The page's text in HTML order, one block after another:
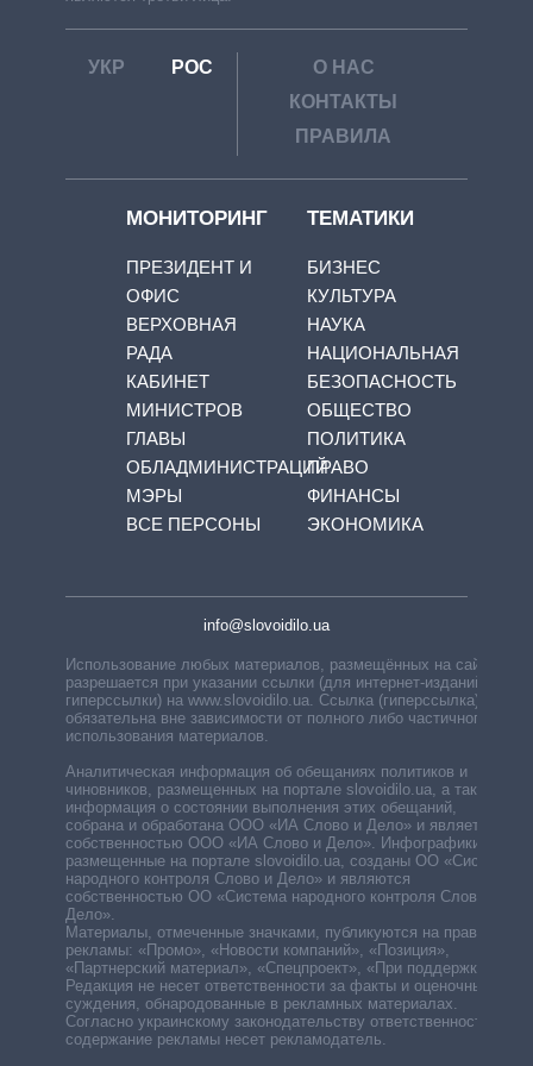
УКР РОС
О НАС
КОНТАКТЫ
ПРАВИЛА
МОНИТОРИНГ
ПРЕЗИДЕНТ И
ОФИС
ВЕРХОВНАЯ
РАДА
КАБИНЕТ
МИНИСТРОВ
ГЛАВЫ
ОБЛАДМИНИСТРАЦИЙ
МЭРЫ
ВСЕ ПЕРСОНЫ
ТЕМАТИКИ
БИЗНЕС
КУЛЬТУРА
НАУКА
НАЦИОНАЛЬНАЯ
БЕЗОПАСНОСТЬ
ОБЩЕСТВО
ПОЛИТИКА
ПРАВО
ФИНАНСЫ
ЭКОНОМИКА
info@slovoidilo.ua
Использование любых материалов, размещённых на сайте,
разрешается при указании ссылки (для интернет-изданий —
гиперссылки) на www.slovoidilo.ua. Ссылка (гиперссылка)
обязательна вне зависимости от полного либо частичного
использования материалов.
Аналитическая информация об обещаниях политиков и
чиновников, размещенных на портале slovoidilo.ua, а также
информация о состоянии выполнения этих обещаний,
собрана и обработана ООО «ИА Слово и Дело» и является
собственностью ООО «ИА Слово и Дело». Инфографики,
размещенные на портале slovoidilo.ua, созданы ОО «Система
народного контроля Слово и Дело» и являются
собственностью ОО «Система народного контроля Слово и
Дело».
Материалы, отмеченные значками, публикуются на правах
рекламы: «Промо», «Новости компаний», «Позиция»,
«Партнерский материал», «Спецпроект», «При поддержке».
Редакция не несет ответственности за факты и оценочные
суждения, обнародованные в рекламных материалах.
Согласно украинскому законодательству ответственность за
содержание рекламы несет рекламодатель.